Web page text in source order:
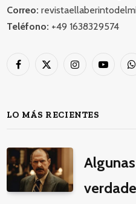
Correo:
Teléfono: +49 1638329574
Facebook
X
InstagramYouTube
LO MÁS RECIENTES